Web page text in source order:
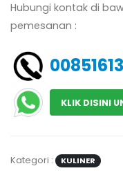
Hubungi kontak di
pemesanan :
KLIK DISINI
Kategori : KULINER